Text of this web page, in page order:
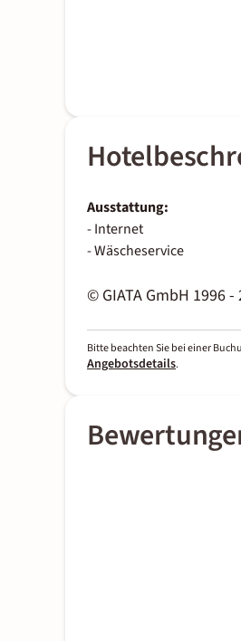
Ausstattung:
- Internet
- Wäscheservice
© GIATA GmbH 1996 -
Bitte beachten Sie bei einer
Angebotsdetails.